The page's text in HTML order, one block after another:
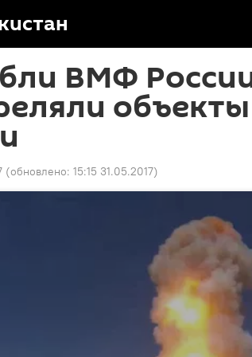
ВМФ
(обновлено: 15:15 31.05.2017)